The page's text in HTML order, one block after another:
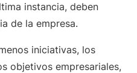
instancia, deben
de la empresa.
iniciativas, los
objetivos empresariales,